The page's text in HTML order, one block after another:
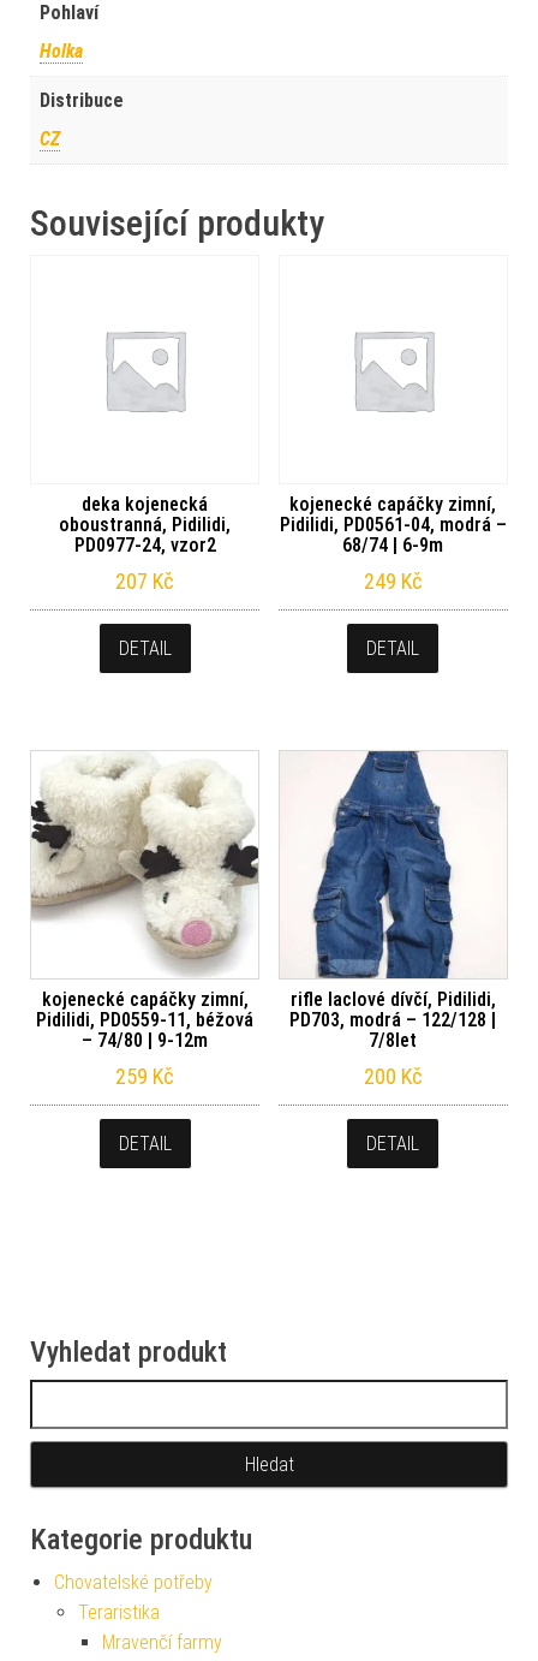
Pohlaví
Holka
Distribuce
CZ
Související produkty
deka kojenecká
oboustranná, Pidilidi,
PD0977-24, vzor2
207 Kč
DETAIL
kojenecké capáčky zimní,
Pidilidi, PD0561-04, modrá –
68/74 | 6-9m
249 Kč
DETAIL
kojenecké capáčky zimní,
Pidilidi, PD0559-11, béžová
– 74/80 | 9-12m
259 Kč
DETAIL
rifle laclové dívčí, Pidilidi,
PD703, modrá – 122/128 |
7/8let
200 Kč
DETAIL
Vyhledat produkt
Kategorie produktu
Chovatelské potřeby
Teraristika
Mravenčí farmy